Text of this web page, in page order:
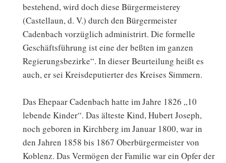
bestehend, wird doch diese Bürgermeisterey
(Castellaun, d. V.) durch den Bürgermeister
Cadenbach vorzüglich administrirt. Die formelle
Geschäftsführung ist eine der beßten im ganzen
Regierungsbezirke“. In dieser Beurteilung heißt es
auch, er sei Kreisdeputierter des Kreises Simmern.
Das Ehepaar Cadenbach hatte im Jahre 1826 „10
lebende Kinder“. Das älteste Kind, Hubert Joseph,
noch geboren in Kirchberg im Januar 1800, war in
den Jahren 1858 bis 1867 Oberbürgermeister von
Koblenz. Das Vermögen der Familie war ein Opfer der